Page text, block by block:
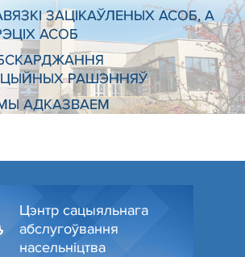
ЗАЦІКАЎЛЕНЫХ АСОБ, А
АСОБ
РАШЭННЯЎ
АДКАЗВАЕМ
Цэнтр сацыяльнага
абслугоўвання
насельніцтва